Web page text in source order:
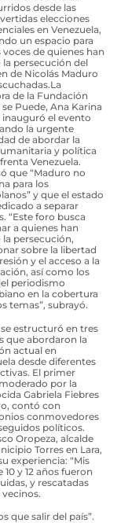
desde las
elecciones
en Venezuela,
un espacio para
voces de quienes han
la persecución del
de Nicolás Maduro
de la Fundación
Puede, Ana Karina
inauguró el evento
la urgente
de abordar la
y política
Venezuela.
que “Maduro no
para los
y que el estado
a separar
“Este foro busca
a quienes han
la persecución,
sobre la libertad
y el acceso a la
así como los
periodismo
en la cobertura
temas”, subrayó.
estructuró en tres
que abordaron la
actual en
desde diferentes
El primer
por la
Gabriela Fiebres
contó con
conmovedores
políticos.
Oropeza, alcalde
Torres en Lara,
experiencia: “Mis
10 y 12 años fueron
y rescatadas
que salir del país”.